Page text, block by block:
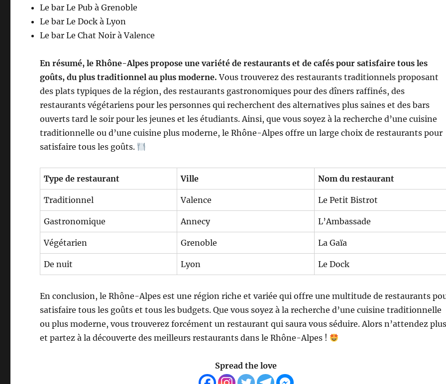
Le bar Le Pub à Grenoble
Le bar Le Dock à Lyon
Le bar Le Chat Noir à Valence
En résumé, le Rhône-Alpes propose une variété de restaurants et de cafés pour satisfaire tous les
goûts, du plus traditionnel au plus moderne. Vous trouverez des restaurants traditionnels proposant
des plats typiques de la région, des restaurants gastronomiques pour des dîners raffinés, des
restaurants végétariens pour les personnes qui recherchent des alternatives plus saines et des bars
ouverts tard le soir pour les jeunes et les étudiants. Ainsi, que vous soyez à la recherche d’une cuisine
traditionnelle ou d’une cuisine plus moderne, le Rhône-Alpes offre un large choix de restaurants pour
satisfaire tous les goûts.
Type de restaurant Ville Nom du restaurant
Traditionnel Valence Le Petit Bistrot
Gastronomique Annecy L’Ambassade
Végétarien Grenoble La Gaïa
De nuit Lyon Le Dock
En conclusion, le Rhône-Alpes est une région riche et variée qui offre une multitude de restaurants
satisfaire tous les goûts et tous les budgets. Que vous soyez à la recherche d’une cuisine traditionnelle
ou plus moderne, vous trouverez forcément un restaurant qui saura vous séduire. Alors n’attendez
et partez à la découverte des meilleurs restaurants dans le Rhône-Alpes !
Spread the love